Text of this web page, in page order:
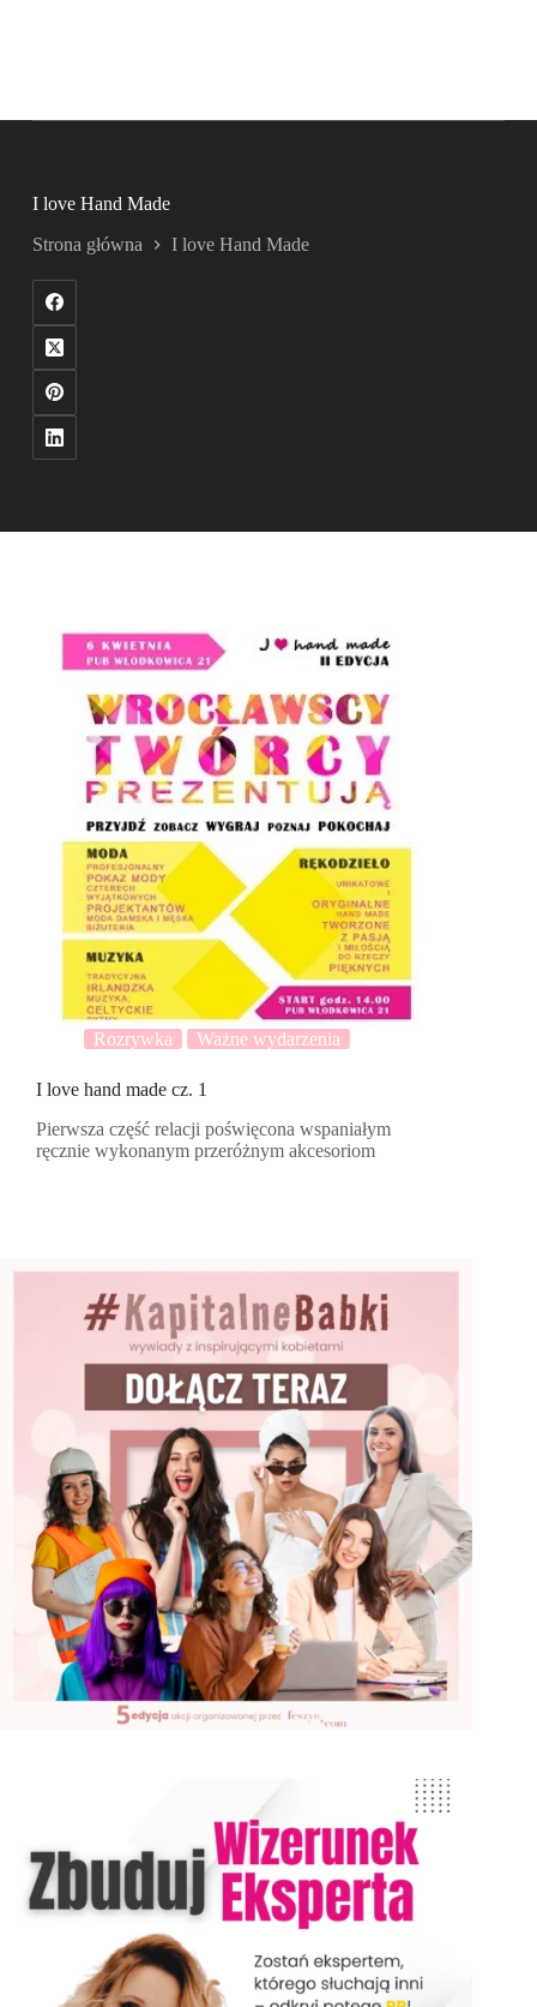
I love Hand Made
Strona główna I love Hand Made
Rozrywka Ważne wydarzenia
I love hand made cz. 1
Pierwsza część relacji poświęcona wspaniałym
ręcznie wykonanym przeróżnym akcesoriom